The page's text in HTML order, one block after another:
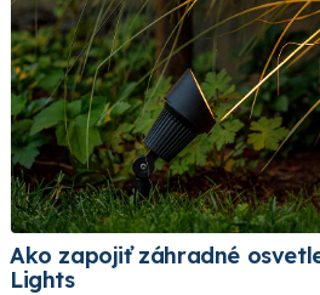
Ako zapojiť záhradné
Lights